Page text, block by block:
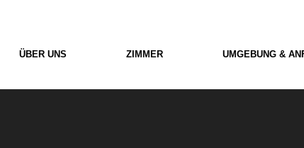
ÜBER UNS ZIMMER UMGEBUNG &